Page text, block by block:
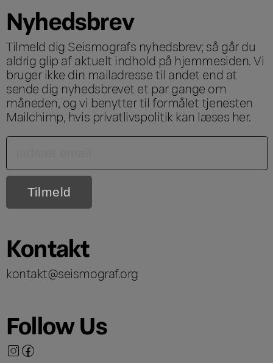
Nyhedsbrev
Tilmeld dig Seismografs nyhedsbrev; så går du
aldrig glip af aktuelt indhold på hjemmesiden. Vi
bruger ikke din mailadresse til andet end at
sende dig nyhedsbrevet et par gange om
måneden, og vi benytter til formålet tjenesten
Mailchimp, hvis privatlivspolitik kan læses her.
Kontakt
kontakt@seismograf.org
Follow Us